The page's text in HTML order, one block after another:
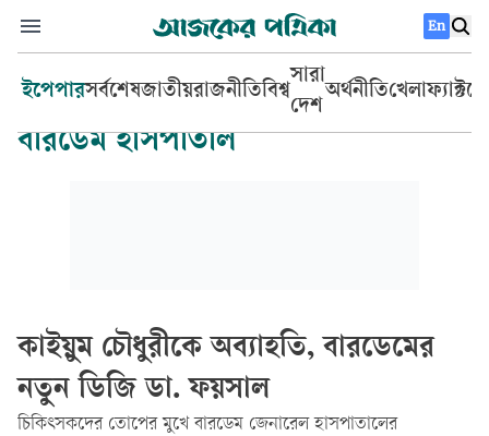
En
ইপেপারসর্বশেষজাতীয়রাজনীতিবিশ্ব
সারা
দেশ
অর্থনীতিখেলা
বারডেম হাসপাতাল
কাইয়ুম চৌধুরীকে অব্যাহতি, বারডেমের
নতুন ডিজি ডা. ফয়সাল
চিকিৎসকদের তোপের মুখে বারডেম জেনারেল হাসপাতালের